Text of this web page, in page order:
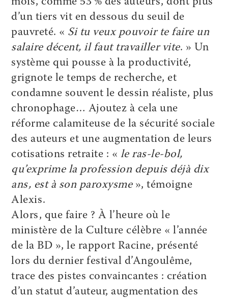
d’un tiers vit en dessous du seuil de
pauvreté. « Si tu veux pouvoir te faire un
salaire décent, il faut travailler vite. » Un
système qui pousse à la productivité,
grignote le temps de recherche, et
condamne souvent le dessin réaliste, plus
chronophage… Ajoutez à cela une
réforme calamiteuse de la sécurité sociale
des auteurs et une augmentation de leurs
cotisations retraite : « le ras-le-bol,
qu’exprime la profession depuis déjà dix
ans, est à son paroxysme», témoigne
Alexis.
Alors, que faire ? À l’heure où le
ministère de la Culture célèbre « l’année
de la BD », le rapport Racine, présenté
lors du dernier festival d’Angoulême,
trace des pistes convaincantes : création
d’un statut d’auteur, augmentation des